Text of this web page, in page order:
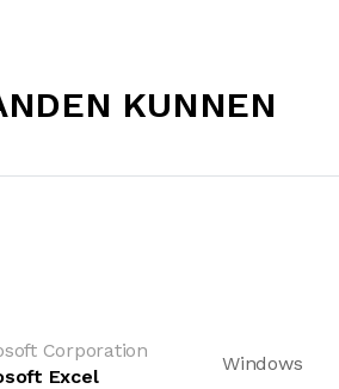
KUNNEN
Corporation
Excel
Windows